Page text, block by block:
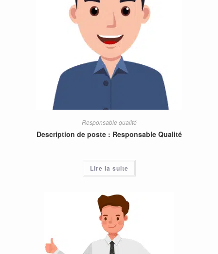
Responsable qualité
Description de poste : Responsable Qualité
Lire la suite